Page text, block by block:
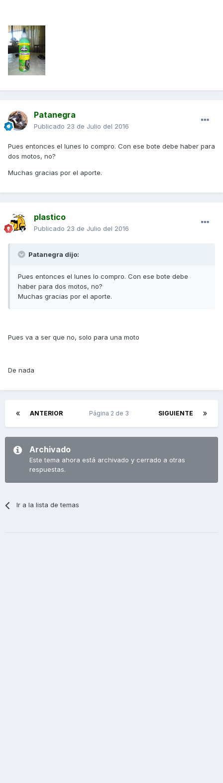
Patanegra
Publicado 23 de Julio del 2016
Pues entonces el lunes lo compro. Con ese bote debe haber para
dos motos, no?
Muchas gracias por el aporte.
plastico
Publicado 23 de Julio del 2016
Patanegra dijo:
Pues entonces el lunes lo compro. Con ese bote debe
haber para dos motos, no?
Muchas gracias por el aporte.
Pues va a ser que no, solo para una moto
De nada
ANTERIOR SIGUIENTE
Página 2 de 3
Archivado
Este tema ahora está archivado y cerrado a otras
respuestas.
Ir a la lista de temas